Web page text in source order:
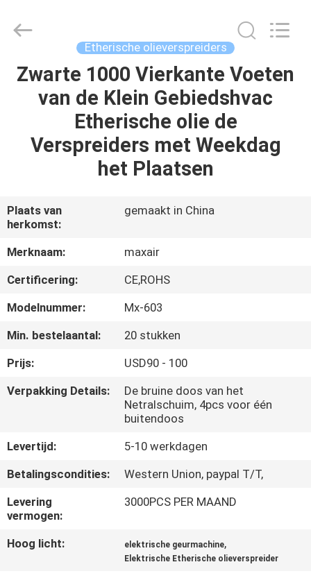
HUIS
PRODUCTEN
ONGEVEER
FABRIEKSREIS
KWALITEITSCONTROLE
CONTACTEER
ONS
VERZOEK
SHOPPING
ONLINE
SITEMAP
Industrial
Rights
Reserved.
Etherische olieverspreiders
Zwarte 1000 Vierkante Voeten
van de Klein Gebiedshvac
Etherische olie de
Verspreiders met Weekdag
het Plaatsen
Plaats van
herkomst:
gemaakt in China
Merknaam:
maxair
Certificering:
CE,ROHS
Modelnummer:
Mx-603
Min. bestelaantal:
20 stukken
Prijs:
USD90 - 100
Verpakking Details:
De bruine doos van het
Netralschuim, 4pcs voor één
buitendoos
Levertijd:
5-10 werkdagen
Betalingscondities:
Western Union, paypal T/T,
Levering
vermogen:
3000PCS PER MAAND
Hoog licht: elektrische geurmachine,
Elektrische Etherische olieverspreider